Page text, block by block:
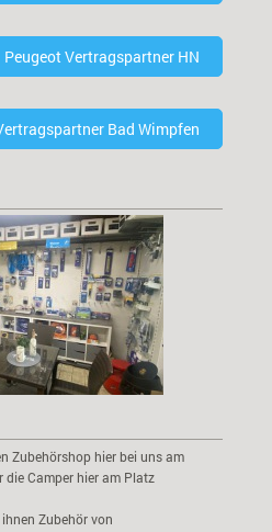
Peugeot Vertragspartner HN
Bad Wimpfen
Zubehörshop hier bei uns am
die Camper hier am Platz
Zubehör von